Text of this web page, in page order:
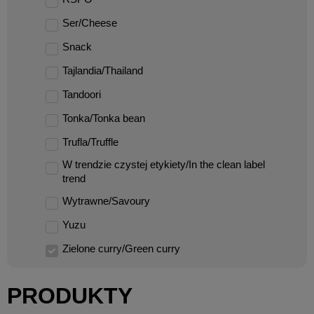
Ser/Cheese
Snack
Tajlandia/Thailand
Tandoori
Tonka/Tonka bean
Trufla/Truffle
W trendzie czystej etykiety/In the clean label
trend
Wytrawne/Savoury
Yuzu
Zielone curry/Green curry
PRODUKTY